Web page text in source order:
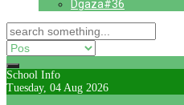
Dgaza#36
School Info
Tuesday, 04 Aug 2026